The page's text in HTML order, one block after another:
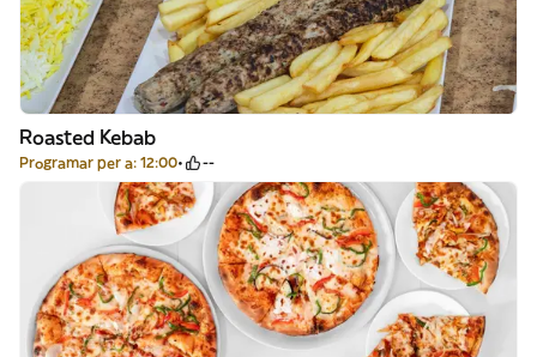
Roasted Kebab
Programar per a: 12:00 --